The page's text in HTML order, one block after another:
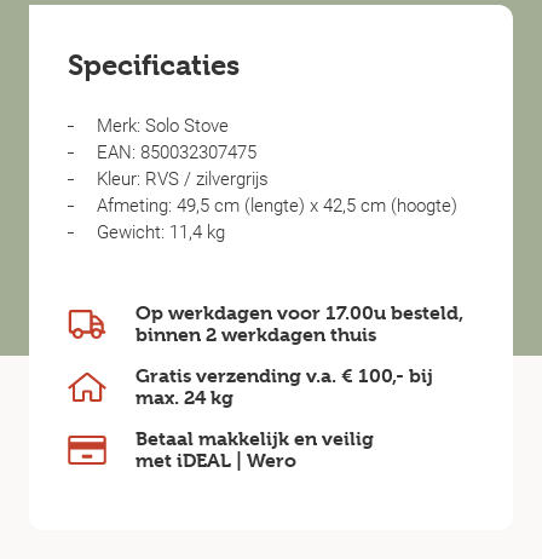
Specificaties
Merk: Solo Stove
EAN: 850032307475
Kleur: RVS / zilvergrijs
Afmeting: 49,5 cm (lengte) x 42,5 cm (hoogte)
Gewicht: 11,4 kg
Op werkdagen voor 17.00u besteld,
binnen 2 werkdagen thuis
Gratis verzending v.a. € 100,- bij
max. 24 kg
Betaal makkelijk en veilig
met iDEAL | Wero